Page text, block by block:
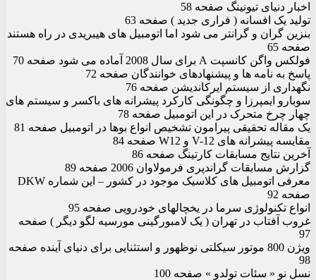
اخبار دنیای تیونینگ صفحه 58
تولید یک افسانه ( فراری جدید ) صفحه 63
بنزین گران و گرانتر می شود اما اتومبیل های هیبریدی در راه هستند
صفحه 65
فولکس واگن کانسپت A برای سال 2008 آماده می شود صفحه 70
پاسخ به نامه ها و پیشنهادهای خوانندگان صفحه 72
نگهداری از سیستم ایرکاندیشن صفحه 76
سوبارو ایمپرزا و چگونگی کارکرد پیشرانه های باکسر و سیستم های
چهار چرخ متحرک در این اتومبیل صفحه 78
یک مقاله تحقیقی پیرامون تشخیص انواع بوها در اتومبیل صفحه 81
مقایسه پیشرانه های V-12 و W12 صفحه 84
آخرین نتایج مسابقات کارتینگ صفحه 86
گزارش مسابقات گراندپری فرمولاوان 2006 صفحه 89
معرفی اتومبیل های کلاسیک موجود در کشور – این شماره DKW
صفحه 92
انواع تکنولوژی سرما در یخچالهای خودرویی صفحه 95
غروب آفتاب در تهران ( یک لامبورگینی مورسیه لگو دیگر ) صفحه
97
ویژن 800 موتور سیکلتی نوظهور و استثنایی برای دنیای آینده صفحه
98
نسل نو « سئات تولدو » صفحه 100